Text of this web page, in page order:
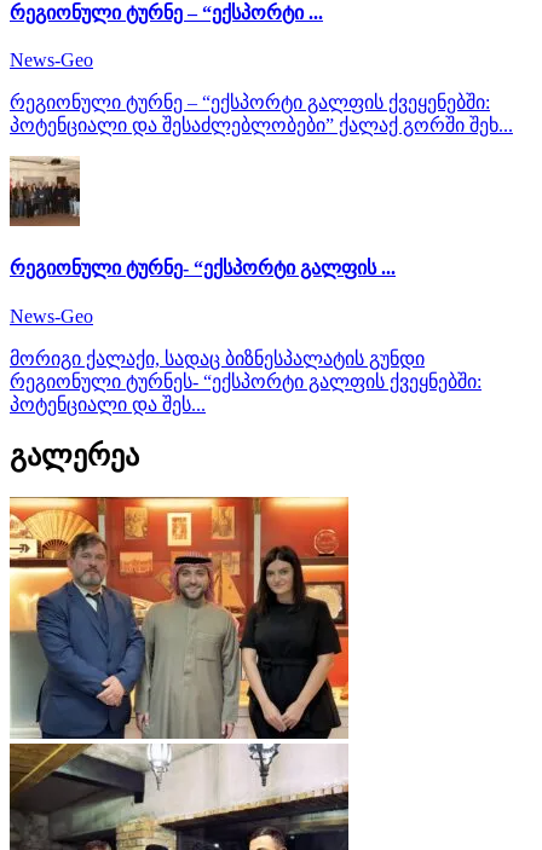
რეგიონული ტურნე – “ექსპორტი ...
News-Geo
რეგიონული ტურნე – “ექსპორტი გალფის ქვეყენებში:
პოტენციალი და შესაძლებლობები” ქალაქ გორში შეხ...
რეგიონული ტურნე- “ექსპორტი გალფის ...
News-Geo
მორიგი ქალაქი, სადაც ბიზნესპალატის გუნდი
რეგიონული ტურნეს- “ექსპორტი გალფის ქვეყნებში:
პოტენციალი და შეს...
გალერეა